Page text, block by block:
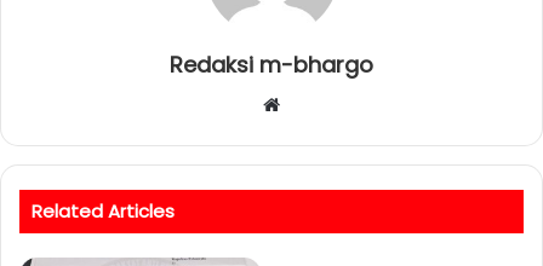
Redaksi m-bhargo
b
s
Related Articles